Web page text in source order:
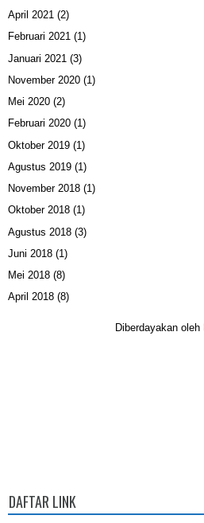
April 2021 (2)
Februari 2021 (1)
Januari 2021 (3)
November 2020 (1)
Mei 2020 (2)
Februari 2020 (1)
Oktober 2019 (1)
Agustus 2019 (1)
November 2018 (1)
Oktober 2018 (1)
Agustus 2018 (3)
Juni 2018 (1)
Mei 2018 (8)
April 2018 (8)
Diberdayakan oleh
DAFTAR LINK